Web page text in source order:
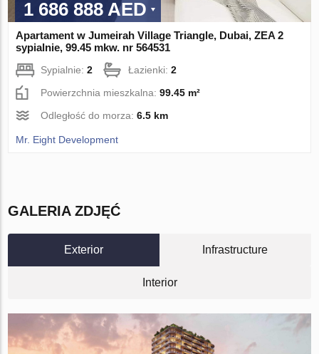
1 686 888 AED
Apartament w Jumeirah Village Triangle, Dubai, ZEA 2
sypialnie, 99.45 mkw. nr 564531
Sypialnie:2 Łazienki:2
Powierzchnia mieszkalna:99.45 m²
Odległość do morza:6.5 km
Mr. Eight Development
GALERIA ZDJĘĆ
Exterior Infrastructure
Interior